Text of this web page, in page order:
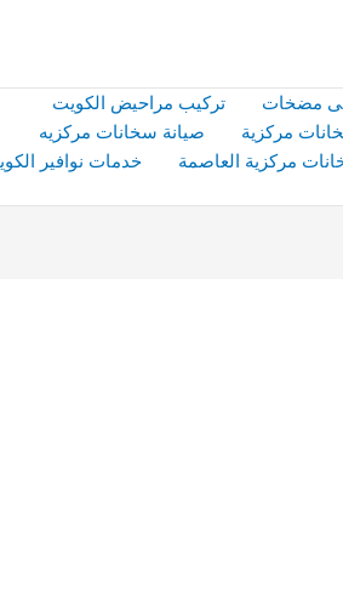
مضخات
تركيب مراحيض الكويت
مركزية
صيانة سخانات مركزيه
مركزية العاصمة
خدمات نوافير